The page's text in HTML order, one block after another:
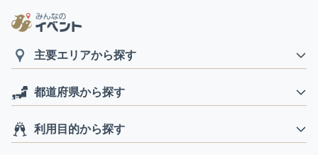
主要エリアから探す
都道府県から探す
利用目的から探す